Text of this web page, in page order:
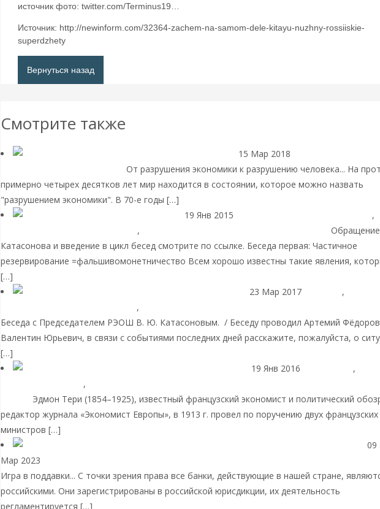
источник фото: twitter.com/Terminus19…
Источник: http://newinform.com/32364-zachem-na-samom-dele-kitayu-nuzhny-rossiiskie-
superdzhety
Вернуться назад
Смотрите также
15 Мар 2018
От разрушения экономики к разрушению человека... На
примерно четырех десятков лет мир находится в состоянии, которое можно назвать
"разрушением экономики". В 70-е годы […]
19 Янв 2015
,
,
Катасонова и введение в цикл бесед смотрите по ссылке. Беседа первая: Частичное
резервирование =фальшивомонетничество Всем хорошо известны такие явления,
[…]
23 Мар 2017
,
,
Беседа с Председателем РЭОШ В. Ю. Катасоновым. / Беседу проводил Артемий
Валентин Юрьевич, в связи с событиями последних дней расскажите, пожалуйста, о
[…]
19 Янв 2016
,
,
Эдмон Тери (1854–1925), известный французский экономист и по­литический
редактор журнала «Экономист Европы», в 1913 г. провел по поручению двух французских
министров […]
09
Мар 2023
Игра в поддавки... С точки зрения права все банки, действующие в нашей стране,
российскими. Они зарегистрированы в российской юрисдикции, их деятельность
регламентируется […]